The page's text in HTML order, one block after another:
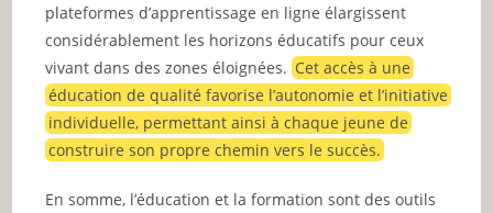
plateformes d’apprentissage en ligne élargissent
considérablement les horizons éducatifs pour ceux
vivant dans des zones éloignées.Cet accès à une
éducation de qualité favorise l’autonomie et l’initiative
individuelle, permettant ainsi à chaque jeune de
construire son propre chemin vers le succès.
En somme, l’éducation et la formation sont des outils